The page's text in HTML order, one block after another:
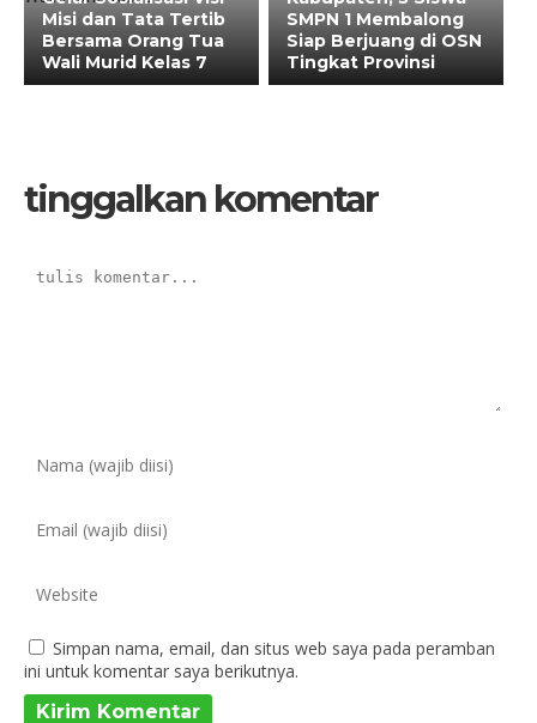
Misi dan Tata Tertib
Bersama Orang Tua
Wali Murid Kelas 7
SMPN 1 Membalong
Siap Berjuang di OSN
Tingkat Provinsi
tinggalkan komentar
Simpan nama, email, dan situs web saya pada peramban
ini untuk komentar saya berikutnya.